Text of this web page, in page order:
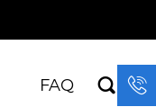
FAQ  